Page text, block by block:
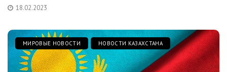
18.02.2023
МИРОВЫЕ НОВОСТИ НОВОСТИ КАЗАХСТАНА